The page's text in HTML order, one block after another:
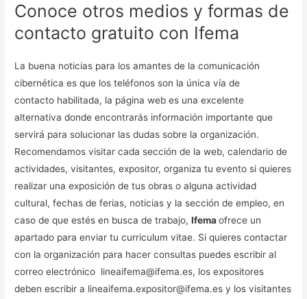
Conoce otros medios y formas de
contacto gratuito con Ifema
La buena noticias para los amantes de la comunicación
cibernética es que los teléfonos son la única vía de
contacto habilitada, la página web es una excelente
alternativa donde encontrarás información importante que
servirá para solucionar las dudas sobre la organización.
Recomendamos visitar cada sección de la web, calendario de
actividades, visitantes, expositor, organiza tu evento si quieres
realizar una exposición de tus obras o alguna actividad
cultural, fechas de ferias, noticias y la sección de empleo, en
caso de que estés en busca de trabajo,Ifemaofrece un
apartado para enviar tu curriculum vitae. Si quieres contactar
con la organización para hacer consultas puedes escribir al
correo electrónico lineaifema@ifema.es, los expositores
deben escribir a lineaifema.expositor@ifema.es y los visitantes